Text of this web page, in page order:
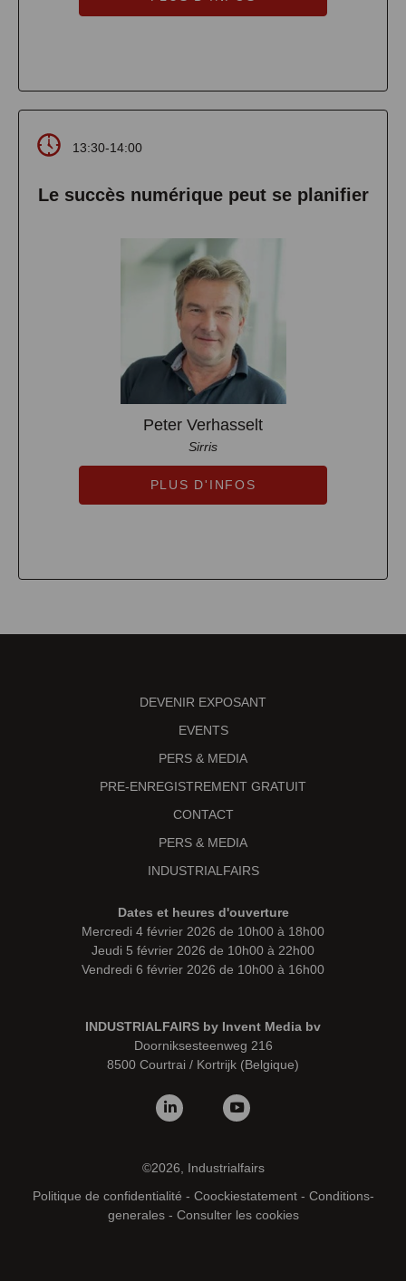
13:30-14:00
Le succès numérique peut se planifier
Peter Verhasselt
Sirris
PLUS D'INFOS
DEVENIR EXPOSANT
EVENTS
PERS & MEDIA
PRE-ENREGISTREMENT GRATUIT
CONTACT
PERS & MEDIA
INDUSTRIALFAIRS
Dates et heures d'ouverture
Mercredi 4 février 2026 de 10h00 à 18h00
Jeudi 5 février 2026 de 10h00 à 22h00
Vendredi 6 février 2026 de 10h00 à 16h00
INDUSTRIALFAIRS by Invent Media bv
Doorniksesteenweg 216
8500 Courtrai / Kortrijk (Belgique)
©2026, Industrialfairs
Politique de confidentialité - Coockiestatement- Conditions-
generales- Consulter les cookies